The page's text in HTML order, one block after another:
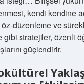
kendi kendine
düzenleme ve
gibi stratejiler, özenli
güçlendirir.